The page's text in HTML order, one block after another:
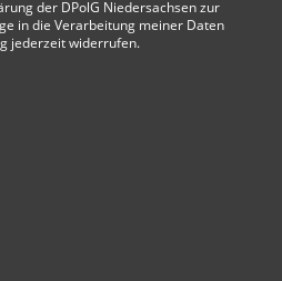
der DPolG Niedersachsenzur
in die Verarbeitung meiner Daten
jederzeit widerrufen.